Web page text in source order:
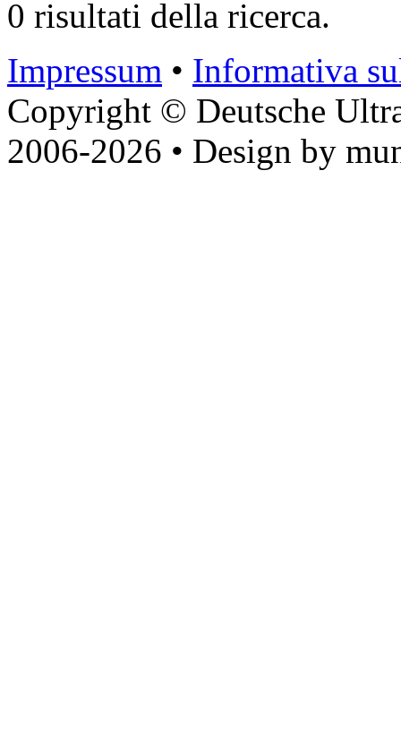
0 risultati della ricerca.
Impressum • Informativa
Copyright © Deutsche
2006-2026 • Design by